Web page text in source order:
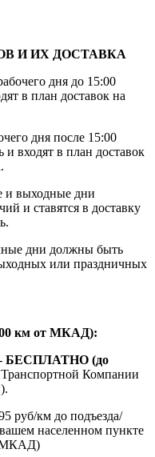
И ИХ ДОСТАВКА
дня до 15:00
в план доставок на
дня после 15:00
входят в план доставок
и выходные дни
и ставятся в доставку
дни должны быть
или праздничных
км от МКАД):
БЕСПЛАТНО (до
Компании
руб/км до подъезда/
населенном пункте
МКАД)